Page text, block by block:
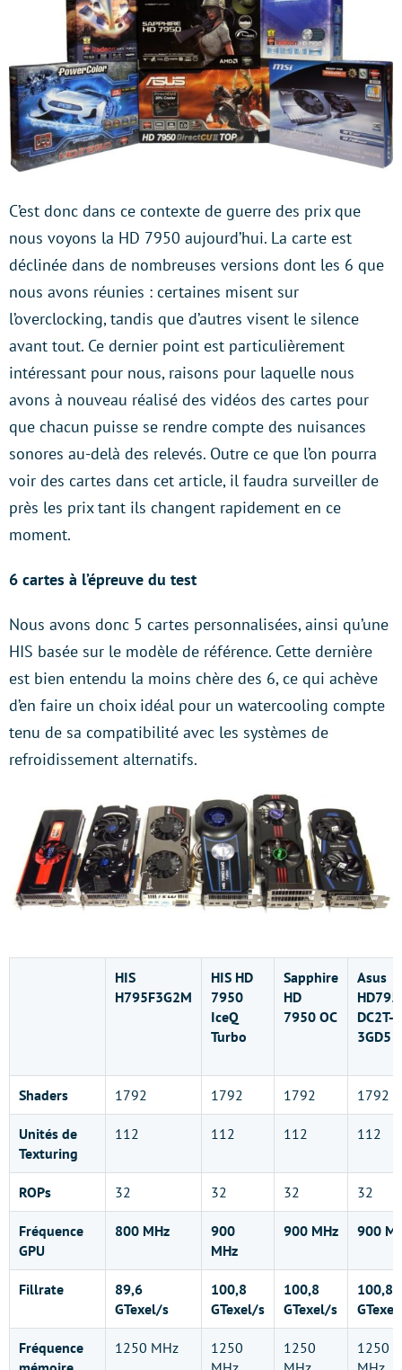
C’est donc dans ce contexte de guerre des prix que
nous voyons la HD 7950 aujourd’hui. La carte est
déclinée dans de nombreuses versions dont les 6 que
nous avons réunies : certaines misent sur
l’overclocking, tandis que d’autres visent le silence
avant tout. Ce dernier point est particulièrement
intéressant pour nous, raisons pour laquelle nous
avons à nouveau réalisé des vidéos des cartes pour
que chacun puisse se rendre compte des nuisances
sonores au-delà des relevés. Outre ce que l’on pourra
voir des cartes dans cet article, il faudra surveiller de
près les prix tant ils changent rapidement en ce
moment.
6 cartes à l’épreuve du test
Nous avons donc 5 cartes personnalisées, ainsi qu’une
HIS basée sur le modèle de référence. Cette dernière
est bien entendu la moins chère des 6, ce qui achève
d’en faire un choix idéal pour un watercooling compte
tenu de sa compatibilité avec les systèmes de
refroidissement alternatifs.
HIS
H795F3G2M
HIS HD
7950
IceQ
Turbo
Sapphire
HD
7950 OC
Asus
DC2T-
3GD5
Shaders 1792 1792 1792 1792
Unités de
Texturing
112 112 112 112
ROPs 32 32 32 32
Fréquence
GPU
800 MHz
900
MHz
900 MHz 900
Fillrate
89,6
GTexel/s
100,8
GTexel/s
100,8
GTexel/s
100,8
Fréquence
1250 MHz
1250
1250
1250